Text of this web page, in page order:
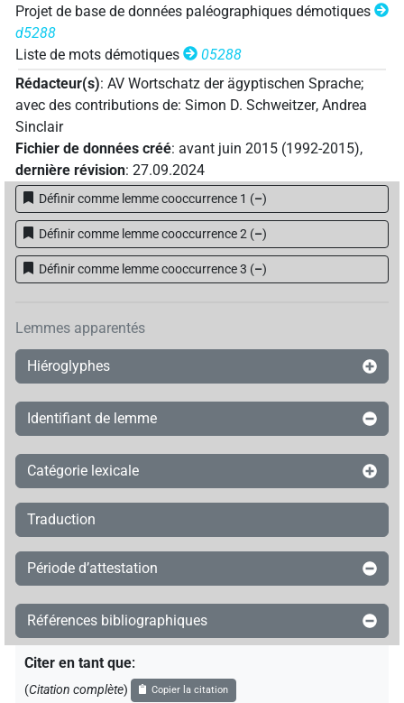
Projet de base de données paléographiques démotiques
d5288
Liste de mots démotiques
05288
Rédacteur(s): AV Wortschatz der ägyptischen Sprache;
avec des contributions de: Simon D. Schweitzer, Andrea
Sinclair
Fichier de données créé: avant juin 2015 (1992-2015),
dernière révision: 27.09.2024
Définir comme lemme cooccurrence 1 (–)
Définir comme lemme cooccurrence 2 (–)
Définir comme lemme cooccurrence 3 (–)
Lemmes apparentés
Hiéroglyphes
Identifiant de lemme
Catégorie lexicale
Traduction
Période d’attestation
Références bibliographiques
Citer en tant que:
(Citation complète) Copier la citation